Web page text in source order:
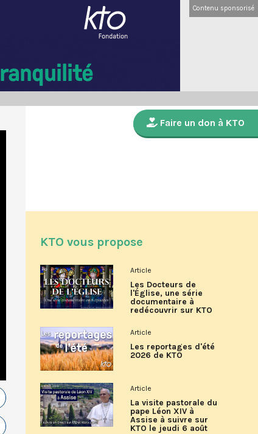
Contenu sponsorisé
Faire un don à KTO
KTO vous propose
Article
Les Docteurs de
l'Église, une série
documentaire à
redécouvrir sur KTO
Article
Les reportages d'été
2026 de KTO
Article
La visite pastorale du
pape Léon XIV à
Assise à suivre sur
KTO le jeudi 6 août